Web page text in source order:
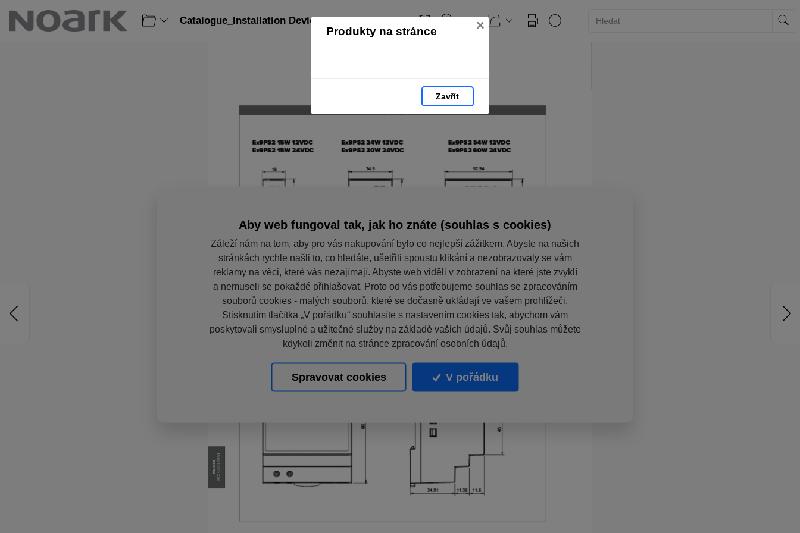
Produkty na stránce ×
Zavřít
Catalogue_Installation Devices_PL: strana 420
Aby web fungoval tak, jak ho znáte (souhlas s cookies)
Záleží nám na tom, aby pro vás nakupování bylo co nejlepší zážitkem. Abyste na našich
stránkách rychle našli to, co hledáte, ušetřili spoustu klikání a nezobrazovaly se vám
reklamy na věci, které vás nezajímají. Abyste web viděli v zobrazení na které jste zvyklí
a nemuseli se pokaždé přihlašovat. Proto od vás potřebujeme souhlas se zpracováním
souborů cookies - malých souborů, které se dočasně ukládají ve vašem prohlížeči.
Stisknutím tlačítka „V pořádku“ souhlasíte s nastavením cookies tak, abychom vám
poskytovali smysluplné a užitečné služby na základě vašich údajů. Svůj souhlas můžete
kdykoli změnit na stránce zpracování osobních údajů.
Spravovat cookies V pořádku